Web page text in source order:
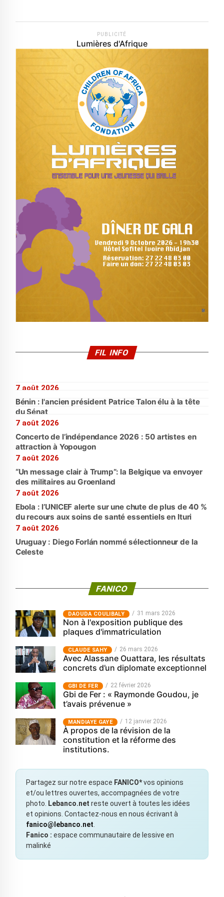
PUBLICITÉ
Lumières d'Afrique
FIL INFO
7 août 2026
Bénin : l'ancien président Patrice Talon élu à la tête
du Sénat
7 août 2026
Concerto de l’indépendance 2026 : 50 artistes en
attraction à Yopougon
7 août 2026
“Un message clair à Trump”: la Belgique va envoyer
des militaires au Groenland
7 août 2026
Ebola : l’UNICEF alerte sur une chute de plus de 40 %
du recours aux soins de santé essentiels en Ituri
7 août 2026
Uruguay : Diego Forlán nommé sélectionneur de la
Celeste
FANICO
‎DAOUDA COULIBALY 31 mars 2026
Non à l'exposition publique des
plaques d'immatriculation
CLAUDE SAHY 26 mars 2026
Avec Alassane Ouattara, les résultats
concrets d’un diplomate exceptionnel
GBI DE FER 22 février 2026
Gbi de Fer : « Raymonde Goudou, je
t’avais prévenue »
MANDIAYE GAYE 12 janvier 2026
À propos de la révision de la
constitution et la réforme des
institutions.
Partagez sur notre espace FANICO*vos opinions
et/ou lettres ouvertes, accompagnées de votre
photo.
Lebanco.net reste ouvert à toutes les idées
et opinions. Contactez-nous en nous écrivant à
fanico@lebanco.net
Fanico : espace communautaire de lessive en
malinké